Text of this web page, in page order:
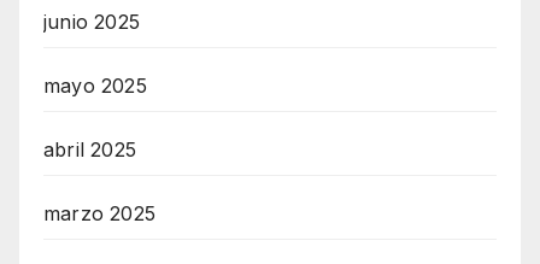
junio 2025
mayo 2025
abril 2025
marzo 2025